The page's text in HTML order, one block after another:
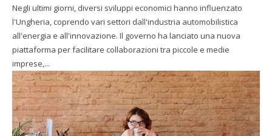
Negli ultimi giorni, diversi sviluppi economici hanno influenzato
l'Ungheria, coprendo vari settori dall'industria automobilistica
all'energia e all'innovazione. Il governo ha lanciato una nuova
piattaforma per facilitare collaborazioni tra piccole e medie
imprese,...